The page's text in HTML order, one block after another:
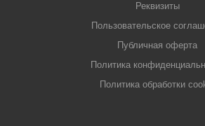
Реквизиты
Пользовательское
Публичная оферта
Политика
Политика обработки